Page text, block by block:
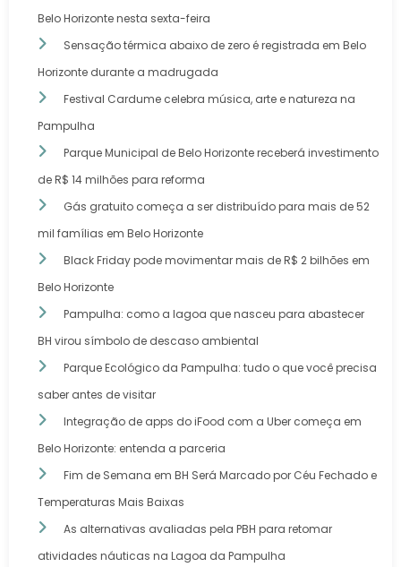
Belo Horizonte nesta sexta-feira
Sensação térmica abaixo de zero é registrada em Belo
Horizonte durante a madrugada
Festival Cardume celebra música, arte e natureza na
Pampulha
Parque Municipal de Belo Horizonte receberá investimento
de R$ 14 milhões para reforma
Gás gratuito começa a ser distribuído para mais de 52
mil famílias em Belo Horizonte
Black Friday pode movimentar mais de R$ 2 bilhões em
Belo Horizonte
Pampulha: como a lagoa que nasceu para abastecer
BH virou símbolo de descaso ambiental
Parque Ecológico da Pampulha: tudo o que você precisa
saber antes de visitar
Integração de apps do iFood com a Uber começa em
Belo Horizonte: entenda a parceria
Fim de Semana em BH Será Marcado por Céu Fechado e
Temperaturas Mais Baixas
As alternativas avaliadas pela PBH para retomar
atividades náuticas na Lagoa da Pampulha